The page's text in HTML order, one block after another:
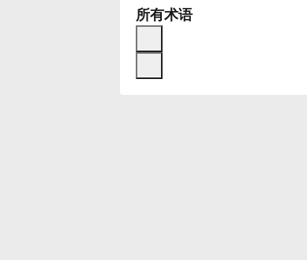
Español
Français
所有术语